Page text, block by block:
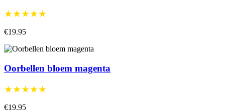
★★★★★
€19.95
Oorbellen bloem magenta
★★★★★
€19.95